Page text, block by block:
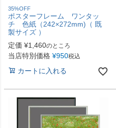
35%OFF
ポスターフレーム ワンタッ
チ 色紙（242×272mm)（ 既
製サイズ ）
定価 ¥1,460のところ
当店特別価格 ¥950税込
カートに入れる